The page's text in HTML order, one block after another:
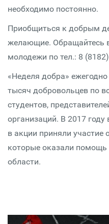
необходимо постоянно.
Приобщиться к добрым
желающие. Обращайтесь
молодежи по тел.: 8
«Неделя добра»
тысяч добровольцев по
студентов,
организаций. В 2017 году
в акции приняли участие
которые оказали
области.